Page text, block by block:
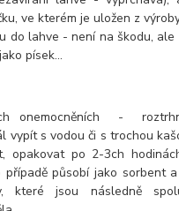
ve kterém je uložen z
do lahve - není na škodu,
písek...
onemocněních -
vypít s vodou či s trochou
opakovat po 2-3ch
působí jako sorbent
které jsou následně